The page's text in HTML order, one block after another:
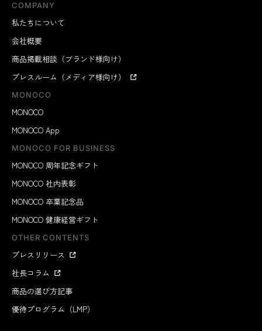
COMPANY
私たちについて
会社概要
商品掲載相談（ブランド様向け）
プレスルーム（メディア様向け）
MONOCO
MONOCO
MONOCO App
MONOCO FOR BUSINESS
MONOCO 周年記念ギフト
MONOCO 社内表彰
MONOCO 卒業記念品
MONOCO 健康経営ギフト
OTHER CONTENTS
プレスリリース
社長コラム
商品の選び方記事
優待プログラム（LMP）